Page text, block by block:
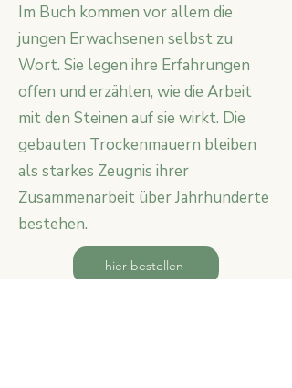
Im Buch kommen vor allem die
jungen Erwachsenen selbst zu
Wort. Sie legen ihre Erfahrungen
offen und erzählen, wie die Arbeit
mit den Steinen auf sie wirkt. Die
gebauten Trockenmauern bleiben
als starkes Zeugnis ihrer
Zusammenarbeit über Jahrhunderte
bestehen.
hier bestellen